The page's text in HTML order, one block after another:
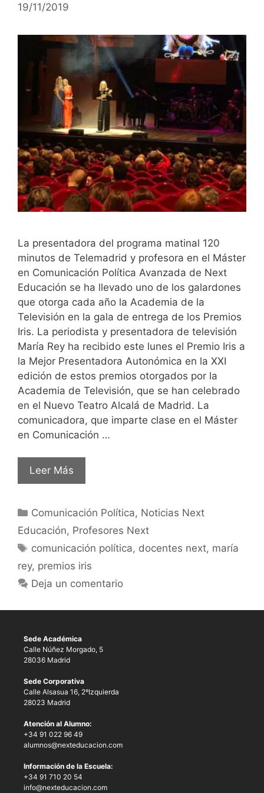
19/11/2019
La presentadora del programa matinal 120
minutos de Telemadrid y profesora en el Máster
en Comunicación Política Avanzada de Next
Educación se ha llevado uno de los galardones
que otorga cada año la Academia de la
Televisión en la gala de entrega de los Premios
Iris. La periodista y presentadora de televisión
María Rey ha recibido este lunes el Premio Iris a
la Mejor Presentadora Autonómica en la XXI
edición de estos premios otorgados por la
Academia de Televisión, que se han celebrado
en el Nuevo Teatro Alcalá de Madrid. La
comunicadora, que imparte clase en el Máster
en Comunicación …
Leer Más
Comunicación Política, Noticias Next
Educación, Profesores Next
comunicación política, docentes next, maría
rey, premios iris
Deja un comentario
Sede Académica
Calle Núñez Morgado, 5
28036 Madrid
Sede Corporativa
Calle Alsasua 16, 2ºIzquierda
28023 Madrid
Atención al Alumno:
+34 91 022 96 49
alumnos@nexteducacion.com
Información de la Escuela:
+34 91 710 20 54
info@nexteducacion.com